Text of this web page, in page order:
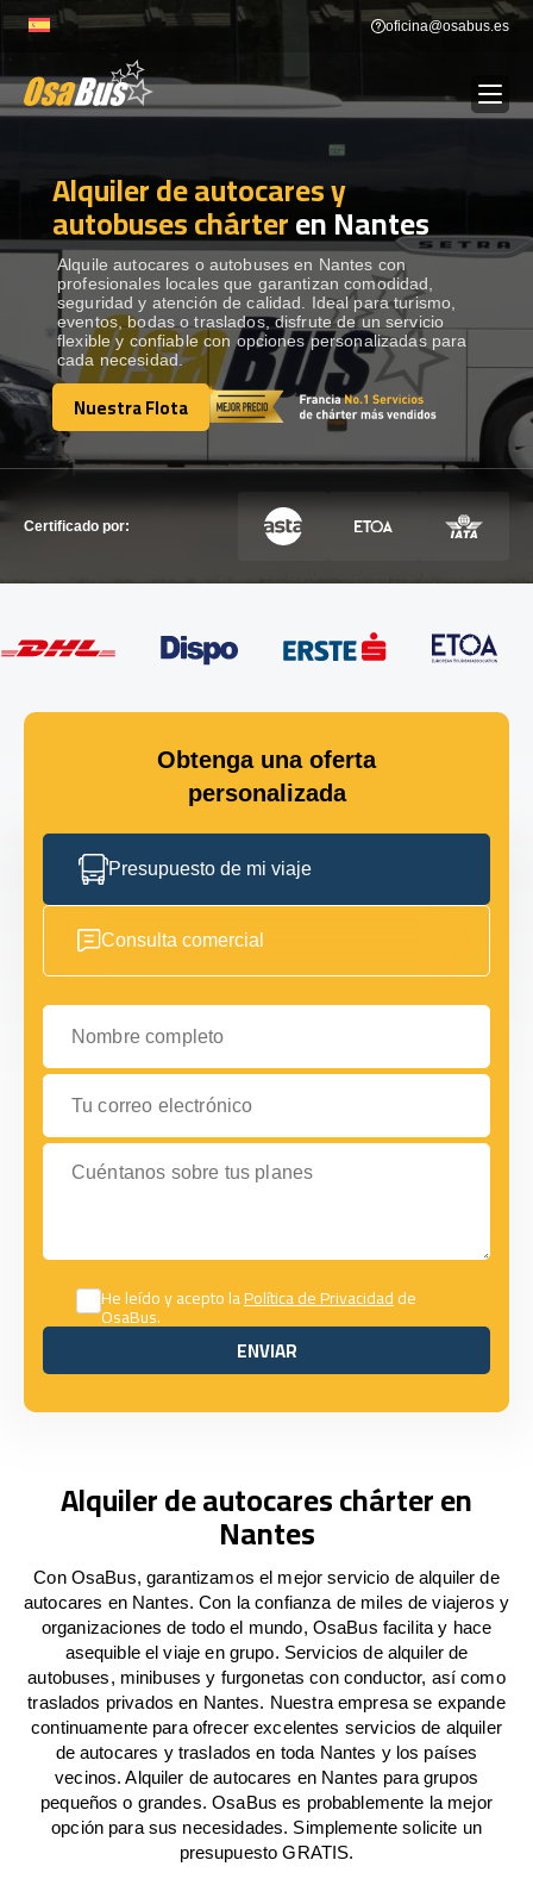
to
oficina@osabus.es
ALQUILER DE AUTOCARES
DESTINOS Show dropdown
RECORRIDAS Show dropdown
FLOTA
Alquiler de autocares y
autobuses chárteren Nantes
Alquile autocares o autobuses en Nantes con
profesionales locales que garantizan comodidad,
seguridad y atención de calidad. Ideal para turismo,
eventos, bodas o traslados, disfrute de un servicio
flexible y confiable con opciones personalizadas para
cada necesidad.
Nuestra Flota
Nuestra Flota
Certificado por:
Obtenga una oferta
personalizada
Presupuesto de mi viaje
Consulta comercial
Nombre completo
Tu correo electrónico
Cuéntanos sobre tus planes
He leído y acepto laPolítica de Privacidadde
OsaBus.
ENVIAR
ENVIAR
Alquiler de autocares chárter en
Nantes
Con OsaBus, garantizamos el mejor servicio de alquiler de
autocares en Nantes. Con la confianza de miles de viajeros y
organizaciones de todo el mundo, OsaBus facilita y hace
asequible el viaje en grupo. Servicios de alquiler de
autobuses, minibuses y furgonetas con conductor, así como
traslados privados en Nantes. Nuestra empresa se expande
continuamente para ofrecer excelentes servicios de alquiler
de autocares y traslados en toda Nantes y los países
vecinos. Alquiler de autocares en Nantes para grupos
pequeños o grandes. OsaBus es probablemente la mejor
opción para sus necesidades. Simplemente solicite un
presupuesto GRATIS.